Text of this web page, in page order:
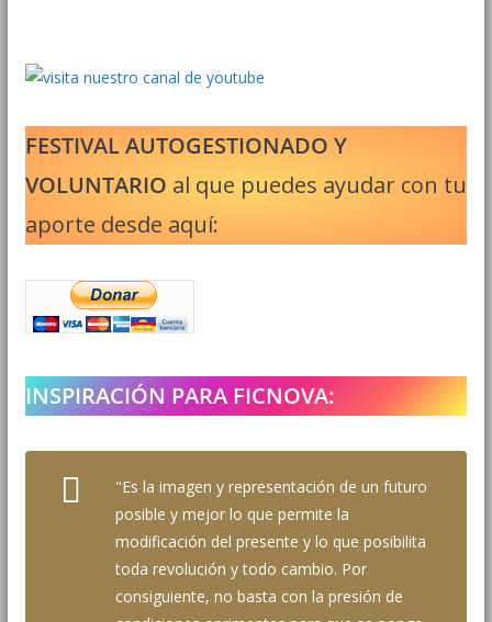
FESTIVAL AUTOGESTIONADO Y
VOLUNTARIO al que puedes ayudar con tu
aporte desde aquí:
INSPIRACIÓN PARA FICNOVA:
"Es la imagen y representación de un futuro
posible y mejor lo que permite la
modificación del presente y lo que posibilita
toda revolución y todo cambio. Por
consiguiente, no basta con la presión de